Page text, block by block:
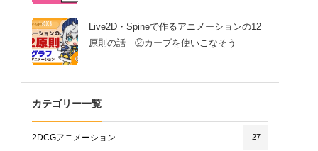
503
Live2D・Spineで作るアニメーションの12
原則の話 ②カーブを使いこなそう
カテゴリー一覧
2DCGアニメーション 27